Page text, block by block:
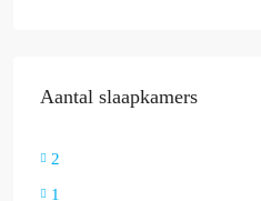
Aantal slaapkamers
2
1